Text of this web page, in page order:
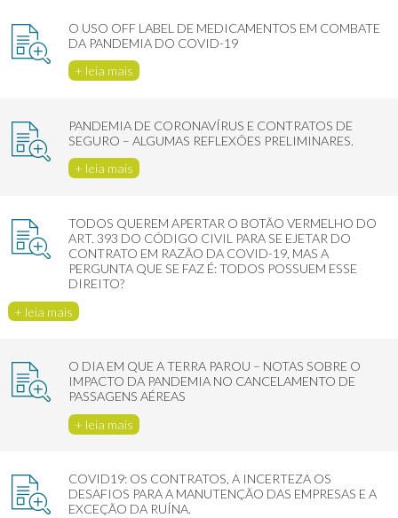
O USO OFF LABEL DE MEDICAMENTOS EM COMBATE
DA PANDEMIA DO COVID-19
+ leia mais
PANDEMIA DE CORONAVÍRUS E CONTRATOS DE
SEGURO – ALGUMAS REFLEXÕES PRELIMINARES.
+ leia mais
TODOS QUEREM APERTAR O BOTÃO VERMELHO DO
ART. 393 DO CÓDIGO CIVIL PARA SE EJETAR DO
CONTRATO EM RAZÃO DA COVID-19, MAS A
PERGUNTA QUE SE FAZ É: TODOS POSSUEM ESSE
DIREITO?
+ leia mais
O DIA EM QUE A TERRA PAROU – NOTAS SOBRE O
IMPACTO DA PANDEMIA NO CANCELAMENTO DE
PASSAGENS AÉREAS
+ leia mais
COVID19: OS CONTRATOS, A INCERTEZA OS
DESAFIOS PARA A MANUTENÇÃO DAS EMPRESAS E A
EXCEÇÃO DA RUÍNA.